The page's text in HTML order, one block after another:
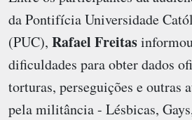
da Pontifícia Universidade
(PUC), Rafael Freitas
dificuldades para obter dados
torturas, perseguições e outras
pela militância - Lésbicas,